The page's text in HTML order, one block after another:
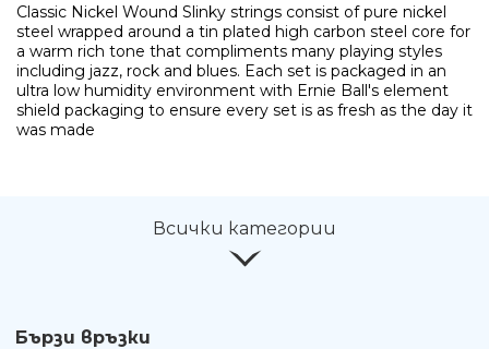
Classic Nickel Wound Slinky strings consist of pure nickel
steel wrapped around a tin plated high carbon steel core for
a warm rich tone that compliments many playing styles
including jazz, rock and blues. Each set is packaged in an
ultra low humidity environment with Ernie Ball's element
shield packaging to ensure every set is as fresh as the day it
was made
Всички категории
Бързи връзки